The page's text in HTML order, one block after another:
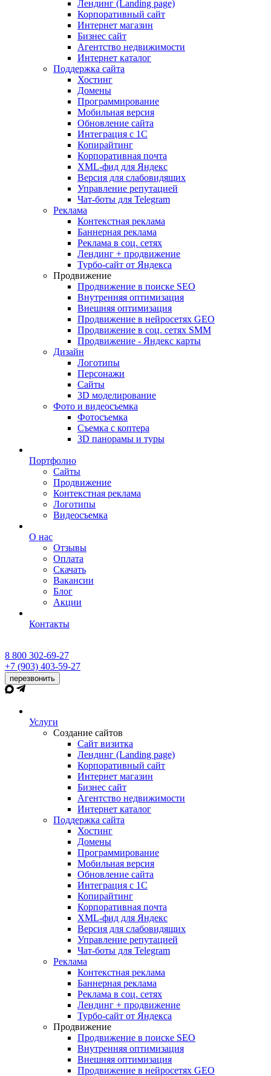
Лендинг (Landing page)
Корпоративный сайт
Интернет магазин
Бизнес сайт
Агентство недвижимости
Интернет каталог
Поддержка сайта
Хостинг
Домены
Программирование
Мобильная версия
Обновление сайта
Интеграция с 1С
Копирайтинг
Корпоративная почта
XML-фид для Яндекс
Версия для слабовидящих
Управление репутацией
Чат-боты для Telegram
Реклама
Контекстная реклама
Баннерная реклама
Реклама в соц. сетях
Лендинг + продвижение
Турбо-сайт от Яндекса
Продвижение
Продвижение в поиске SEO
Внутренняя оптимизация
Внешняя оптимизация
Продвижение в нейросетях GEO
Продвижение в соц. сетях SMM
Продвижение - Яндекс карты
Дизайн
Логотипы
Персонажи
Сайты
3D моделирование
Фото и видеосъемка
Фотосъемка
Съемка с коптера
3D панорамы и туры
Портфолио
Сайты
Продвижение
Контекстная реклама
Логотипы
Видеосъемка
О нас
Отзывы
Оплата
Скачать
Вакансии
Блог
Акции
Контакты
8 800 302-69-27
+7 (903) 403-59-27
перезвонить
Услуги
Создание сайтов
Сайт визитка
Лендинг (Landing page)
Корпоративный сайт
Интернет магазин
Бизнес сайт
Агентство недвижимости
Интернет каталог
Поддержка сайта
Хостинг
Домены
Программирование
Мобильная версия
Обновление сайта
Интеграция с 1С
Копирайтинг
Корпоративная почта
XML-фид для Яндекс
Версия для слабовидящих
Управление репутацией
Чат-боты для Telegram
Реклама
Контекстная реклама
Баннерная реклама
Реклама в соц. сетях
Лендинг + продвижение
Турбо-сайт от Яндекса
Продвижение
Продвижение в поиске SEO
Внутренняя оптимизация
Внешняя оптимизация
Продвижение в нейросетях GEO